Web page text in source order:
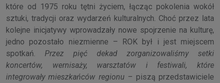
które od 1975 roku tętni życiem, łącząc pokolenia wokół
sztuki, tradycji oraz wydarzeń kulturalnych. Choć przez lata
kolejne inicjatywy wprowadzały nowe spojrzenie na kulturę,
jedno pozostało niezmienne – ROK był i jest miejscem
spotkań. Przez pięć dekad zorganizowaliśmy setki
koncertów, wernisaży, warsztatów i festiwali, które
integrowały mieszkańców regionu – piszą przedstawiciele